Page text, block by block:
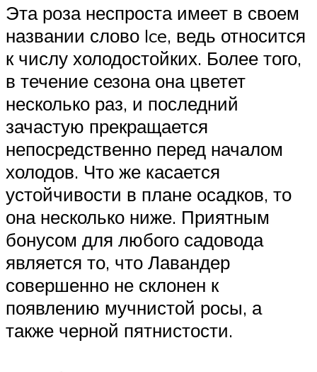
Эта роза неспроста имеет в своем
названии слово Ice, ведь относится
к числу холодостойких. Более того,
в течение сезона она цветет
несколько раз, и последний
зачастую прекращается
непосредственно перед началом
холодов. Что же касается
устойчивости в плане осадков, то
она несколько ниже. Приятным
бонусом для любого садовода
является то, что Лавандер
совершенно не склонен к
появлению мучнистой росы, а
также черной пятнистости.